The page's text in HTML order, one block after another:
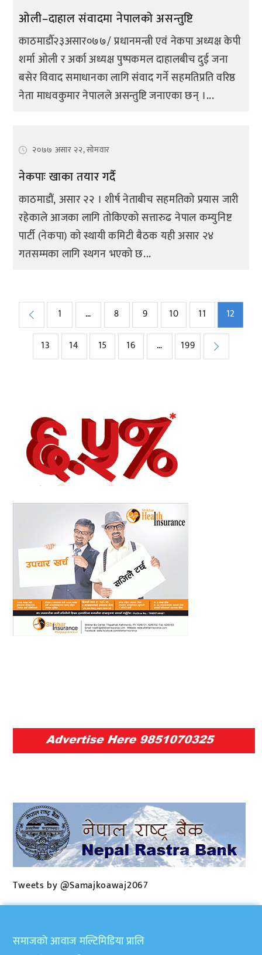
ओली–दाहाल संवादमा नेपालको असन्तुष्टि
काठमाडौँ२३असार०७७/ प्रधानमन्त्री एवं नेकपा अध्यक्ष केपी
शर्मा ओली र अर्का अध्यक्ष पुष्पकमल दाहालबीच दुई जना
बसेर विवाद समाधानका लागि संवाद गर्ने सहमतिप्रति वरिष्ठ
नेता माधवकुमार नेपालले असन्तुष्टि जनाएका छन् ।...
२०७७ असार २२, सोमवार
नेकपाः खाका तयार गर्दै
काठमाडौं, असार २२ । शीर्ष नेताबीच सहमतिको प्रयास जारी
रहेकाले आजका लागि तोकिएको सत्तारुढ नेपाल कम्युनिष्ट
पार्टी (नेकपा) को स्थायी कमिटी बैठक यही असार २४
गतसम्मका लागि स्थगन भएको छ...
Posts
pagination
1 … 8 9 10 11
12
13
14 15 16 … 199
Tweets by @Samajkoawaj2067
समाजकाे आवाज मल्टिमिडिया प्रालि